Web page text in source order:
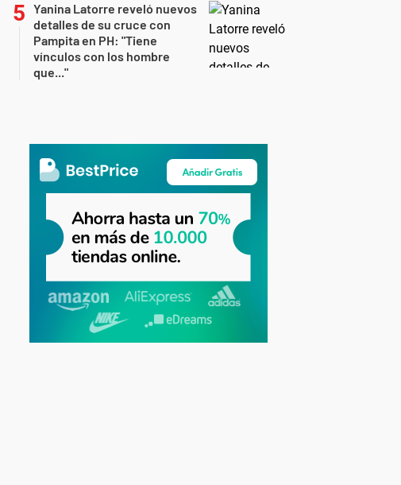
Yanina Latorre reveló nuevos
detalles de su cruce con
Pampita en PH: "Tiene
vínculos con los hombre
que..."